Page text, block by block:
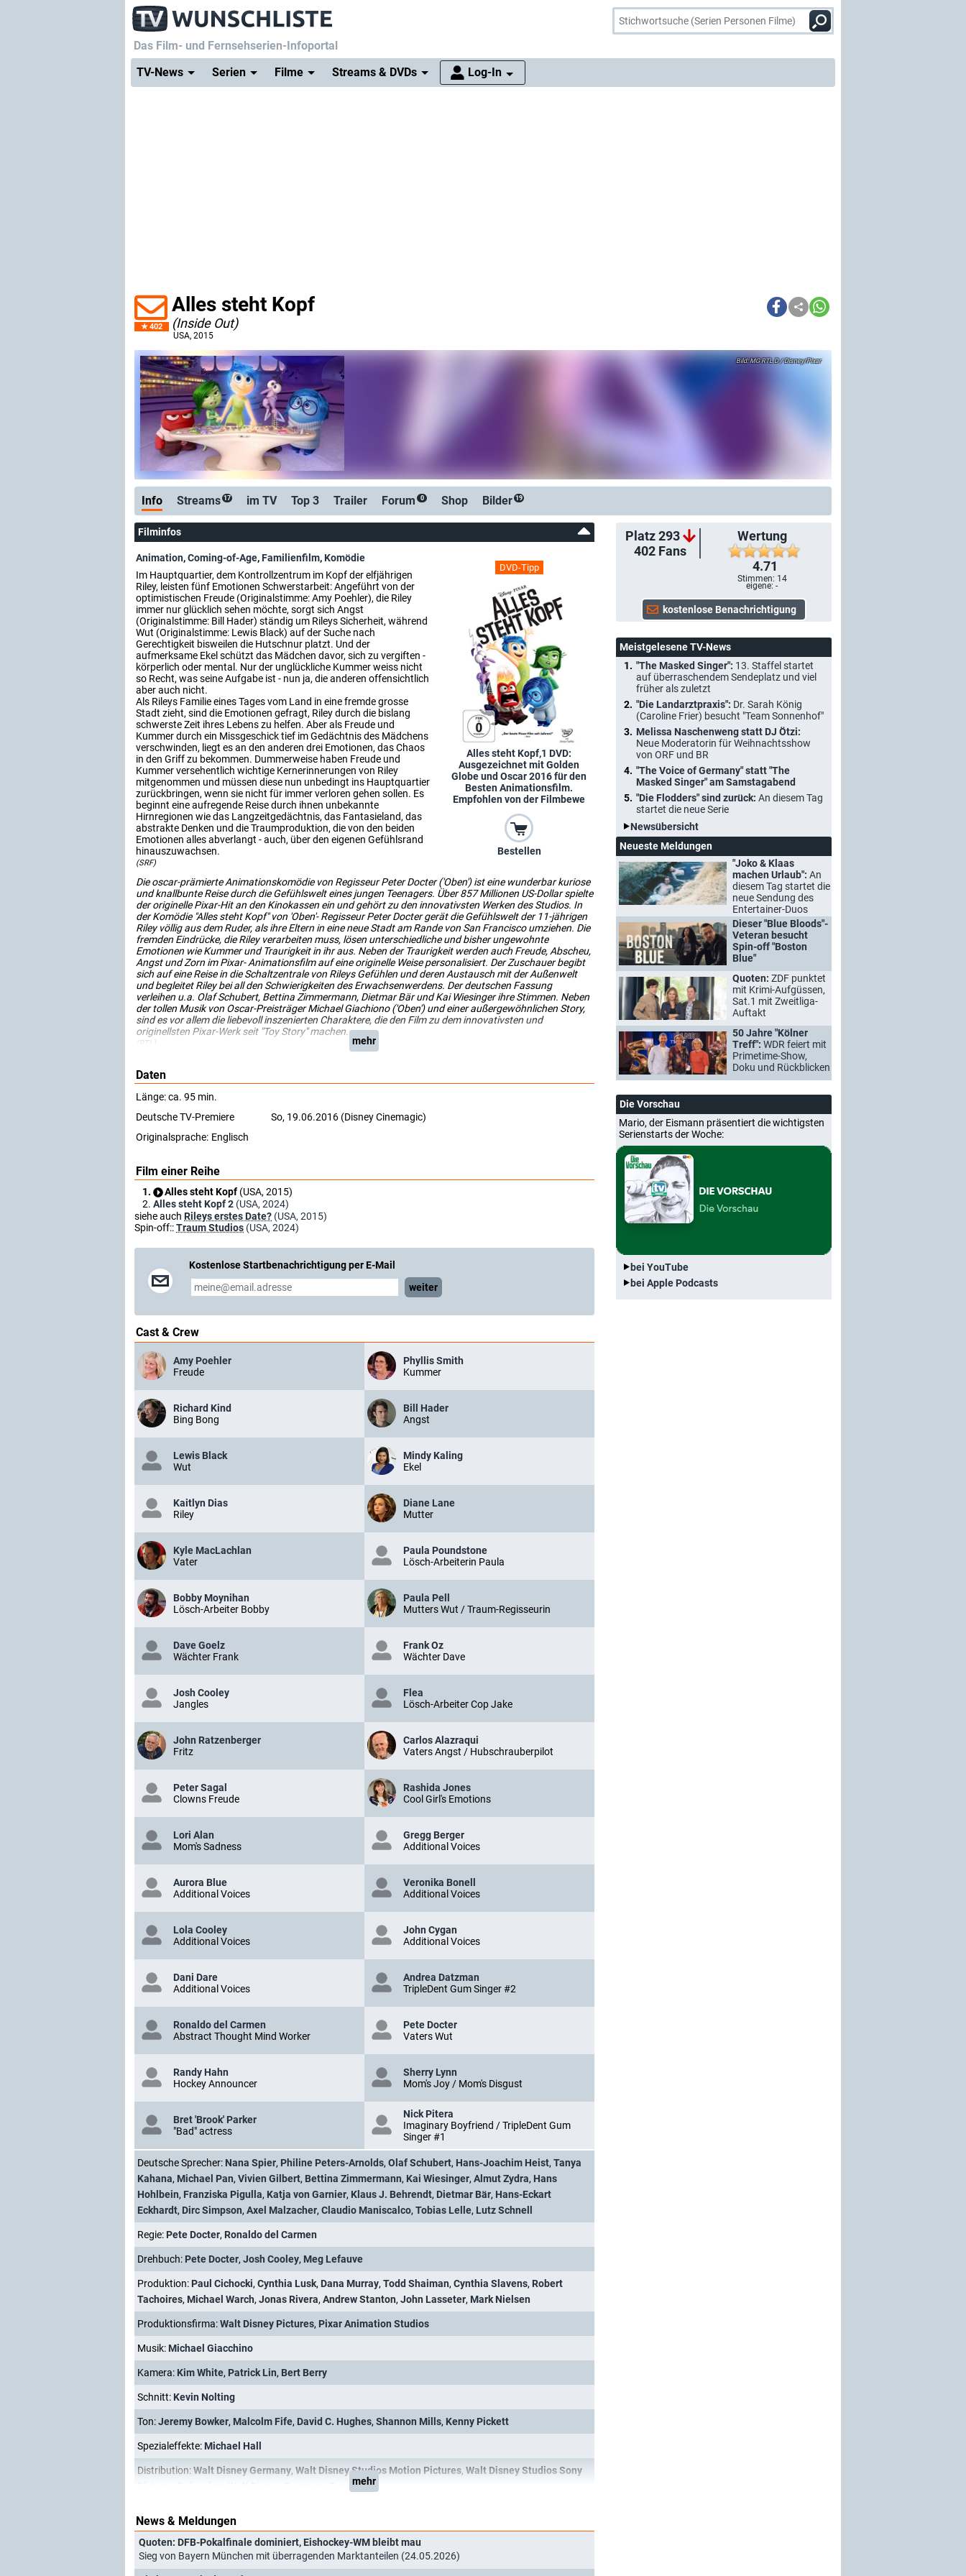
Das Film- und Fernsehserien-Infoportal
TV-News
Serien Filme Streams & DVDs Log-In
402
Alles steht Kopf
(Inside Out)
USA, 2015
MG RTL D / Disney/Pixar
Info Streams 17 im TV Top 3 Trailer Forum 0 Shop Bilder 19
Platz 293
402 Fans
Wertung
4.71
Stimmen: 14
eigene: -
Filminfos
DVD-Tipp
Alles steht Kopf,1 DVD:
Ausgezeichnet mit Golden
Globe und Oscar 2016 für den
Besten Animationsfilm.
Empfohlen von der Filmbewe
Bestellen
Animation,Coming-of-Age,Familienfilm,Komödie
Im Hauptquartier, dem Kontrollzentrum im Kopf der elfjährigen
Riley, leisten fünf Emotionen Schwerstarbeit: Angeführt von der
optimistischen Freude (Originalstimme: Amy Poehler), die Riley
immer nur glücklich sehen möchte, sorgt sich Angst
(Originalstimme: Bill Hader) ständig um Rileys Sicherheit, während
Wut (Originalstimme: Lewis Black) auf der Suche nach
Gerechtigkeit bisweilen die Hutschnur platzt. Und der
aufmerksame Ekel schützt das Mädchen davor, sich zu vergiften -
körperlich oder mental. Nur der unglückliche Kummer weiss nicht
so Recht, was seine Aufgabe ist - nun ja, die anderen offensichtlich
aber auch nicht.
Als Rileys Familie eines Tages vom Land in eine fremde grosse
Stadt zieht, sind die Emotionen gefragt, Riley durch die bislang
schwerste Zeit ihres Lebens zu helfen. Aber als Freude und
Kummer durch ein Missgeschick tief im Gedächtnis des Mädchens
verschwinden, liegt es an den anderen drei Emotionen, das Chaos
in den Griff zu bekommen. Dummerweise haben Freude und
Kummer versehentlich wichtige Kernerinnerungen von Riley
mitgenommen und müssen diese nun unbedingt ins Hauptquartier
zurückbringen, wenn sie nicht für immer verloren gehen sollen. Es
beginnt eine aufregende Reise durch ihnen unbekannte
Hirnregionen wie das Langzeitgedächtnis, das Fantasieland, das
abstrakte Denken und die Traumproduktion, die von den beiden
Emotionen alles abverlangt - auch, über den eigenen Gefühlsrand
hinauszuwachsen.
(SRF)
Die oscar-prämierte Animationskomödie von Regisseur Peter Docter ('Oben') ist eine wunderbar kuriose
und knallbunte Reise durch die Gefühlswelt eines jungen Teenagers. Über 857 Millionen US-Dollar spielte
der originelle Pixar-Hit an den Kinokassen ein und gehört zu den innovativsten Werken des Studios. In
der Komödie "Alles steht Kopf" von 'Oben'- Regisseur Peter Docter gerät die Gefühlswelt der 11-jährigen
Riley völlig aus dem Ruder, als ihre Eltern in eine neue Stadt am Rande von San Francisco umziehen. Die
fremden Eindrücke, die Riley verarbeiten muss, lösen unterschiedliche und bisher ungewohnte
Emotionen wie Kummer und Traurigkeit in ihr aus. Neben der Traurigkeit werden auch Freude, Abscheu,
Angst und Zorn im Pixar- Animationsfilm auf eine originelle Weise personalisiert. Der Zuschauer begibt
sich auf eine Reise in die Schaltzentrale von Rileys Gefühlen und deren Austausch mit der Außenwelt
und begleitet Riley bei all den Schwierigkeiten des Erwachsenwerdens. Der deutschen Fassung
verleihen u.a. Olaf Schubert, Bettina Zimmermann, Dietmar Bär und Kai Wiesinger ihre Stimmen. Neben
der tollen Musik von Oscar-Preisträger Michael Giachiono ('Oben') und einer außergewöhnlichen Story,
sind es vor allem die liebevoll inszenierten Charaktere, die den Film zu dem innovativsten und
originellsten Pixar-Werk seit "Toy Story" machen.
(RTL) mehr
Daten
Länge: ca. 95 min.
Deutsche TV-Premiere
So, 19.06.2016 (Disney Cinemagic)
Originalsprache: Englisch
Film einer Reihe
Alles steht Kopf (USA, 2015)
Alles steht Kopf 2 (USA, 2024)
siehe auch Rileys erstes Date? (USA, 2015)
Spin-off::Traum Studios (USA, 2024)
Kostenlose Startbenachrichtigung per E-Mail
weiter
Cast & Crew
Amy Poehler
Freude
Phyllis Smith
Kummer
Richard Kind
Bing Bong
Bill Hader
Angst
Lewis Black
Wut
Mindy Kaling
Ekel
Kaitlyn Dias
Riley
Diane Lane
Mutter
Kyle MacLachlan
Vater
Paula Poundstone
Lösch-Arbeiterin Paula
Bobby Moynihan
Lösch-Arbeiter Bobby
Paula Pell
Mutters Wut / Traum-Regisseurin
Dave Goelz
Wächter Frank
Frank Oz
Wächter Dave
Josh Cooley
Jangles
Flea
Lösch-Arbeiter Cop Jake
John Ratzenberger
Fritz
Carlos Alazraqui
Vaters Angst / Hubschrauberpilot
Peter Sagal
Clowns Freude
Rashida Jones
Cool Girl's Emotions
Lori Alan
Mom's Sadness
Gregg Berger
Additional Voices
Aurora Blue
Additional Voices
Veronika Bonell
Additional Voices
Lola Cooley
Additional Voices
John Cygan
Additional Voices
Dani Dare
Additional Voices
Andrea Datzman
TripleDent Gum Singer #2
Ronaldo del Carmen
Abstract Thought Mind Worker
Pete Docter
Vaters Wut
Randy Hahn
Hockey Announcer
Sherry Lynn
Mom's Joy / Mom's Disgust
Bret 'Brook' Parker
"Bad" actress
Nick Pitera
Imaginary Boyfriend / TripleDent Gum
Singer #1
Deutsche Sprecher: Nana Spier, Philine Peters-Arnolds, Olaf Schubert, Hans-Joachim Heist, Tanya
Kahana, Michael Pan, Vivien Gilbert, Bettina Zimmermann, Kai Wiesinger, Almut Zydra, Hans
Hohlbein, Franziska Pigulla, Katja von Garnier, Klaus J. Behrendt, Dietmar Bär, Hans-Eckart
Eckhardt, Dirc Simpson, Axel Malzacher, Claudio Maniscalco, Tobias Lelle, Lutz Schnell
Regie: Pete Docter, Ronaldo del Carmen
Drehbuch: Pete Docter, Josh Cooley, Meg Lefauve
Produktion: Paul Cichocki, Cynthia Lusk, Dana Murray, Todd Shaiman, Cynthia Slavens, Robert
Tachoires, Michael Warch, Jonas Rivera, Andrew Stanton, John Lasseter, Mark Nielsen
Produktionsfirma:Walt Disney Pictures, Pixar Animation Studios
Musik: Michael Giacchino
Kamera: Kim White, Patrick Lin, Bert Berry
Schnitt: Kevin Nolting
Ton:Jeremy Bowker, Malcolm Fife, David C. Hughes, Shannon Mills, Kenny Pickett
Spezialeffekte: Michael Hall
Distribution:Walt Disney Germany, Walt Disney Studios Motion Pictures, Walt Disney Studios Sony
Walt Disney Company Russia,CIS
mehr
News & Meldungen
Quoten: DFB-Pokalfinale dominiert, Eishockey-WM bleibt mau
Sieg von Bayern München mit überragenden Marktanteilen (24.05.2026)
Meistgelesene TV-News
"The Masked Singer": 13. Staffel startet
auf überraschendem Sendeplatz und viel
früher als zuletzt
"Die Landarztpraxis": Dr. Sarah König
(Caroline Frier) besucht "Team Sonnenhof"
Melissa Naschenweng statt DJ Ötzi:
Neue Moderatorin für Weihnachtsshow
von ORF und BR
"The Voice of Germany" statt "The
Masked Singer" am Samstagabend
"Die Flodders" sind zurück: An diesem Tag
startet die neue Serie
Newsübersicht
Neueste Meldungen
"Joko & Klaas
machen Urlaub": An
diesem Tag startet die
neue Sendung des
Entertainer-Duos
Dieser "Blue Bloods"-
Veteran besucht
Spin-off "Boston
Blue"
Quoten: ZDF punktet
mit Krimi-Aufgüssen,
Sat.1 mit Zweitliga-
Auftakt
50 Jahre "Kölner
Treff": WDR feiert mit
Primetime-Show,
Doku und Rückblicken
Die Vorschau
Mario, der Eismann präsentiert die wichtigsten
Serienstarts der Woche:
bei YouTube
bei Apple Podcasts